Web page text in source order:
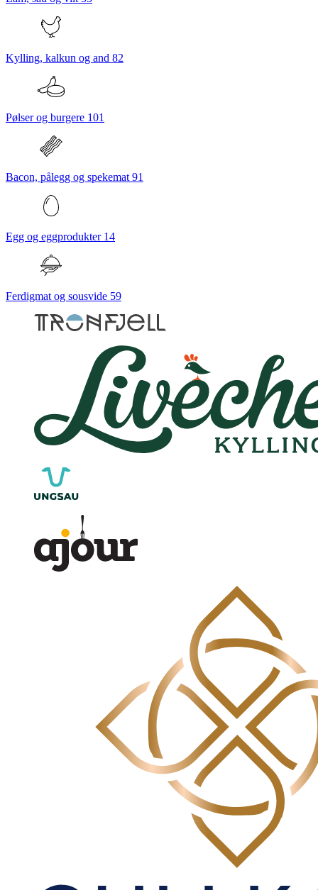
Kylling, kalkun og and 82
Pølser og burgere 101
Bacon, pålegg og spekemat 91
Egg og eggprodukter 14
Ferdigmat og sousvide 59